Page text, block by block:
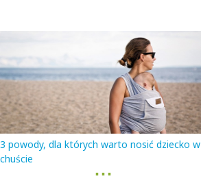
3 powody, dla których warto nosić dziecko w
chuście
▪ ▪ ▪